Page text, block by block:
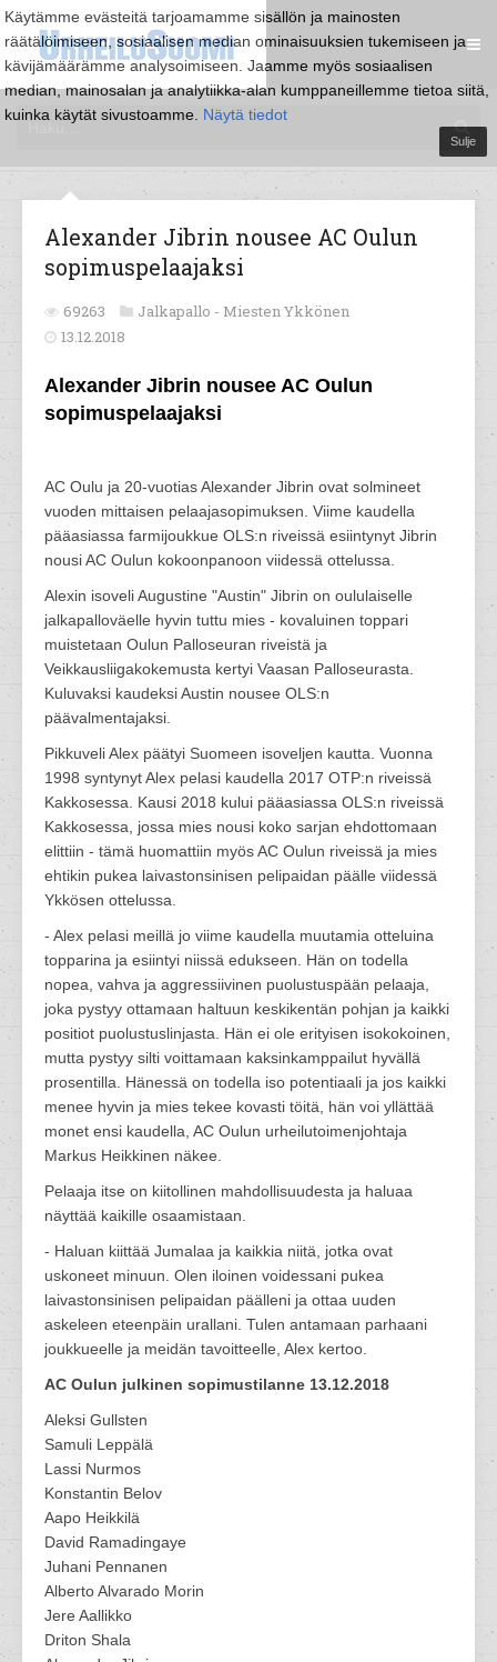
Käytämme evästeitä tarjoamamme sisällön ja mainosten
räätälöimiseen, sosiaalisen median ominaisuuksien tukemiseen ja
kävijämäärämme analysoimiseen. Jaamme myös sosiaalisen
median, mainosalan ja analytiikka-alan kumppaneillemme tietoa siitä,
kuinka käytät sivustoamme. Näytä tiedot
Sulje
Alexander Jibrin nousee AC Oulun
sopimuspelaajaksi
69263 Jalkapallo - Miesten Ykkönen
13.12.2018
Alexander Jibrin nousee AC Oulun
sopimuspelaajaksi
AC Oulu ja 20-vuotias Alexander Jibrin ovat solmineet
vuoden mittaisen pelaajasopimuksen. Viime kaudella
pääasiassa farmijoukkue OLS:n riveissä esiintynyt Jibrin
nousi AC Oulun kokoonpanoon viidessä ottelussa.
Alexin isoveli Augustine "Austin" Jibrin on oululaiselle
jalkapalloväelle hyvin tuttu mies - kovaluinen toppari
muistetaan Oulun Palloseuran riveistä ja
Veikkausliigakokemusta kertyi Vaasan Palloseurasta.
Kuluvaksi kaudeksi Austin nousee OLS:n
päävalmentajaksi.
Pikkuveli Alex päätyi Suomeen isoveljen kautta. Vuonna
1998 syntynyt Alex pelasi kaudella 2017 OTP:n riveissä
Kakkosessa. Kausi 2018 kului pääasiassa OLS:n riveissä
Kakkosessa, jossa mies nousi koko sarjan ehdottomaan
elittiin - tämä huomattiin myös AC Oulun riveissä ja mies
ehtikin pukea laivastonsinisen pelipaidan päälle viidessä
Ykkösen ottelussa.
- Alex pelasi meillä jo viime kaudella muutamia otteluina
topparina ja esiintyi niissä edukseen. Hän on todella
nopea, vahva ja aggressiivinen puolustuspään pelaaja,
joka pystyy ottamaan haltuun keskikentän pohjan ja kaikki
positiot puolustuslinjasta. Hän ei ole erityisen isokokoinen,
mutta pystyy silti voittamaan kaksinkamppailut hyvällä
prosentilla. Hänessä on todella iso potentiaali ja jos kaikki
menee hyvin ja mies tekee kovasti töitä, hän voi yllättää
monet ensi kaudella, AC Oulun urheilutoimenjohtaja
Markus Heikkinen näkee.
Pelaaja itse on kiitollinen mahdollisuudesta ja haluaa
näyttää kaikille osaamistaan.
- Haluan kiittää Jumalaa ja kaikkia niitä, jotka ovat
uskoneet minuun. Olen iloinen voidessani pukea
laivastonsinisen pelipaidan päälleni ja ottaa uuden
askeleen eteenpäin urallani. Tulen antamaan parhaani
joukkueelle ja meidän tavoitteelle, Alex kertoo.
AC Oulun julkinen sopimustilanne 13.12.2018
Aleksi Gullsten
Samuli Leppälä
Lassi Nurmos
Konstantin Belov
Aapo Heikkilä
David Ramadingaye
Juhani Pennanen
Alberto Alvarado Morin
Jere Aallikko
Driton Shala